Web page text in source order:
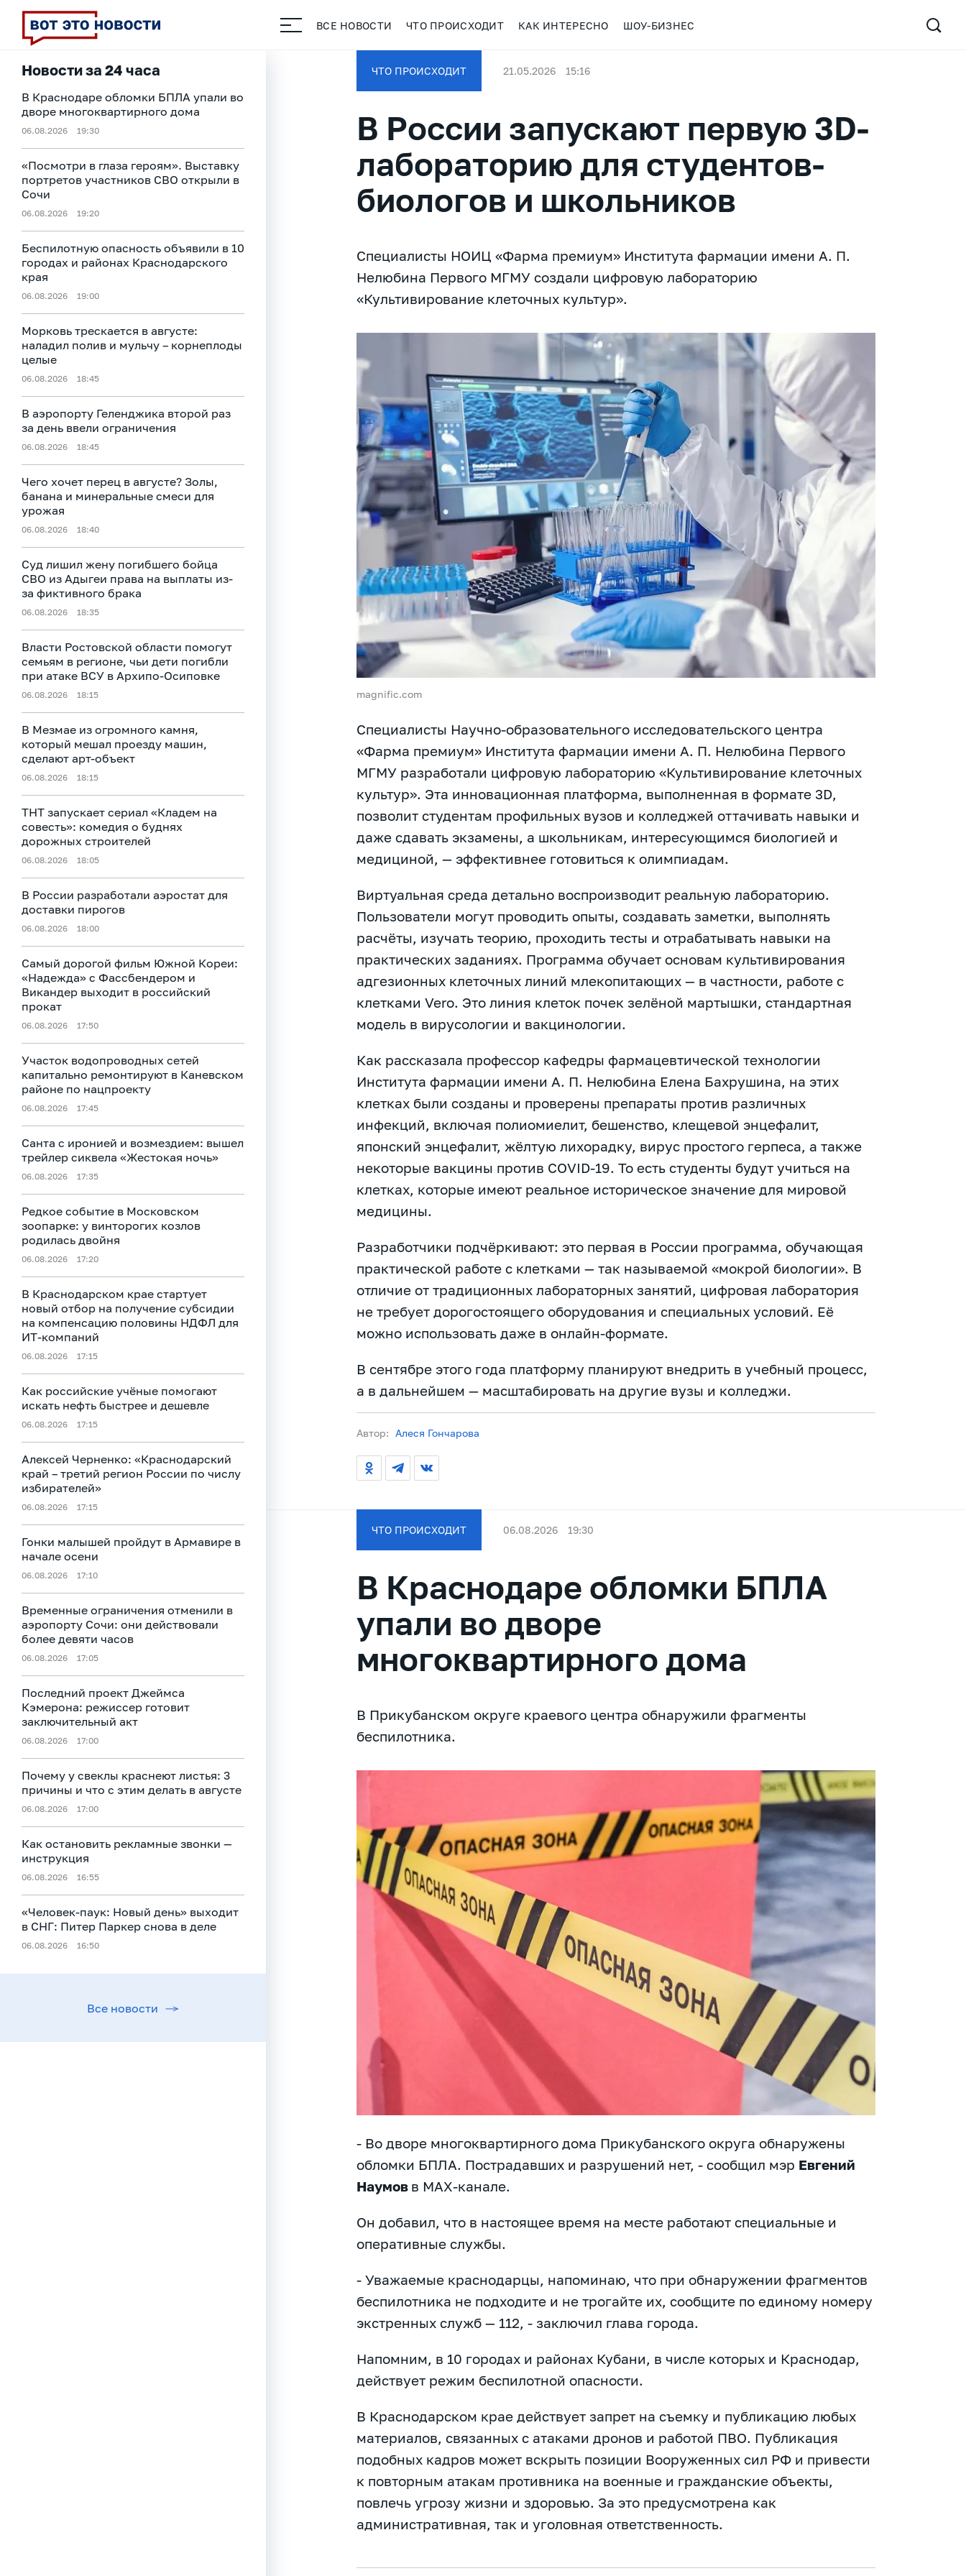
ВСЕ НОВОСТИ ЧТО ПРОИСХОДИТ КАК ИНТЕРЕСНО ШОУ-БИЗНЕС
Новости за 24 часа
В Краснодаре обломки БПЛА упали во
дворе многоквартирного дома
06.08.2026 19:30
«Посмотри в глаза героям». Выставку
портретов участников СВО открыли в
Сочи
06.08.2026 19:20
Беспилотную опасность объявили в 10
городах и районах Краснодарского
края
06.08.2026 19:00
Морковь трескается в августе:
наладил полив и мульчу – корнеплоды
целые
06.08.2026 18:45
В аэропорту Геленджика второй раз
за день ввели ограничения
06.08.2026 18:45
Чего хочет перец в августе? Золы,
банана и минеральные смеси для
урожая
06.08.2026 18:40
Суд лишил жену погибшего бойца
СВО из Адыгеи права на выплаты из-
за фиктивного брака
06.08.2026 18:35
Власти Ростовской области помогут
семьям в регионе, чьи дети погибли
при атаке ВСУ в Архипо-Осиповке
06.08.2026 18:15
В Мезмае из огромного камня,
который мешал проезду машин,
сделают арт-объект
06.08.2026 18:15
ТНТ запускает сериал «Кладем на
совесть»: комедия о буднях
дорожных строителей
06.08.2026 18:05
В России разработали аэростат для
доставки пирогов
06.08.2026 18:00
Самый дорогой фильм Южной Кореи:
«Надежда» с Фассбендером и
Викандер выходит в российский
прокат
06.08.2026 17:50
Участок водопроводных сетей
капитально ремонтируют в Каневском
районе по нацпроекту
06.08.2026 17:45
Санта с иронией и возмездием: вышел
трейлер сиквела «Жестокая ночь»
06.08.2026 17:35
Редкое событие в Московском
зоопарке: у винторогих козлов
родилась двойня
06.08.2026 17:20
В Краснодарском крае стартует
новый отбор на получение субсидии
на компенсацию половины НДФЛ для
ИT-компаний
06.08.2026 17:15
Как российские учёные помогают
искать нефть быстрее и дешевле
06.08.2026 17:15
Алексей Черненко: «Краснодарский
край – третий регион России по числу
избирателей»
06.08.2026 17:15
Гонки малышей пройдут в Армавире в
начале осени
06.08.2026 17:10
Временные ограничения отменили в
аэропорту Сочи: они действовали
более девяти часов
06.08.2026 17:05
Последний проект Джеймса
Кэмерона: режиссер готовит
заключительный акт
06.08.2026 17:00
Почему у свеклы краснеют листья: 3
причины и что с этим делать в августе
06.08.2026 17:00
Как остановить рекламные звонки —
инструкция
06.08.2026 16:55
«Человек‑паук: Новый день» выходит
в СНГ: Питер Паркер снова в деле
06.08.2026 16:50
Все новости
ЧТО ПРОИСХОДИТ 21.05.2026 15:16
В России запускают первую 3D-
лабораторию для студентов-
биологов и школьников
Специалисты НОИЦ «Фарма премиум» Института фармации имени А. П.
Нелюбина Первого МГМУ создали цифровую лабораторию
«Культивирование клеточных культур».
magnific.com
Специалисты Научно-образовательного исследовательского центра
«Фарма премиум» Института фармации имени А. П. Нелюбина Первого
МГМУ разработали цифровую лабораторию «Культивирование клеточных
культур». Эта инновационная платформа, выполненная в формате 3D,
позволит студентам профильных вузов и колледжей оттачивать навыки и
даже сдавать экзамены, а школьникам, интересующимся биологией и
медициной, — эффективнее готовиться к олимпиадам.
Виртуальная среда детально воспроизводит реальную лабораторию.
Пользователи могут проводить опыты, создавать заметки, выполнять
расчёты, изучать теорию, проходить тесты и отрабатывать навыки на
практических заданиях. Программа обучает основам культивирования
адгезионных клеточных линий млекопитающих — в частности, работе с
клетками Vero. Это линия клеток почек зелёной мартышки, стандартная
модель в вирусологии и вакцинологии.
Как рассказала профессор кафедры фармацевтической технологии
Института фармации имени А. П. Нелюбина Елена Бахрушина, на этих
клетках были созданы и проверены препараты против различных
инфекций, включая полиомиелит, бешенство, клещевой энцефалит,
японский энцефалит, жёлтую лихорадку, вирус простого герпеса, а также
некоторые вакцины против COVID-19. То есть студенты будут учиться на
клетках, которые имеют реальное историческое значение для мировой
медицины.
Разработчики подчёркивают: это первая в России программа, обучающая
практической работе с клетками — так называемой «мокрой биологии». В
отличие от традиционных лабораторных занятий, цифровая лаборатория
не требует дорогостоящего оборудования и специальных условий. Её
можно использовать даже в онлайн-формате.
В сентябре этого года платформу планируют внедрить в учебный процесс,
а в дальнейшем — масштабировать на другие вузы и колледжи.
Автор: Алеся Гончарова
ЧТО ПРОИСХОДИТ 06.08.2026 19:30
В Краснодаре обломки БПЛА
упали во дворе
многоквартирного дома
В Прикубанском округе краевого центра обнаружили фрагменты
беспилотника.
- Во дворе многоквартирного дома Прикубанского округа обнаружены
обломки БПЛА. Пострадавших и разрушений нет, - сообщил мэр Евгений
Наумов в MAX-канале.
Он добавил, что в настоящее время на месте работают специальные и
оперативные службы.
- Уважаемые краснодарцы, напоминаю, что при обнаружении фрагментов
беспилотника не подходите и не трогайте их, сообщите по единому номеру
экстренных служб — 112, - заключил глава города.
Напомним, в 10 городах и районах Кубани, в числе которых и Краснодар,
действует режим беспилотной опасности.
В Краснодарском крае действует запрет на съемку и публикацию любых
материалов, связанных с атаками дронов и работой ПВО. Публикация
подобных кадров может вскрыть позиции Вооруженных сил РФ и привести
к повторным атакам противника на военные и гражданские объекты,
повлечь угрозу жизни и здоровью. За это предусмотрена как
административная, так и уголовная ответственность.